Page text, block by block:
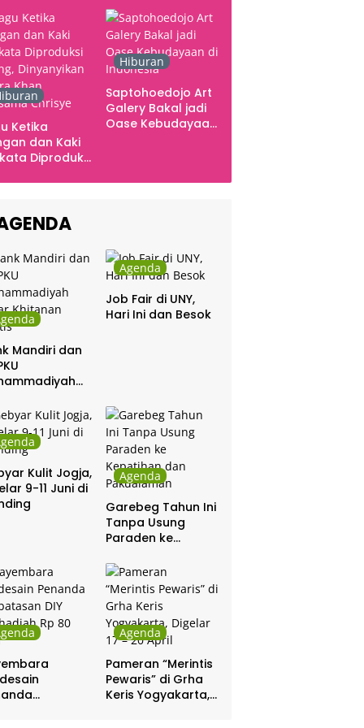
Ingatan dan Emosi
Ketika
dan Kaki
Diproduksi
Khan
Hiburan
Saptohoedojo Art
Galery Bakal jadi
Oase Kebudayaan
Mandiri dan
Agenda
Job Fair di UNY,
Hari Ini dan Besok
Kulit Jogja,
9-11 Juni di
Agenda
Garebeg Tahun Ini
Tanpa Usung
Paraden ke
Pakualaman
Agenda
Pameran “Merintis
Pewaris” di Grha
Keris Yogyakarta,